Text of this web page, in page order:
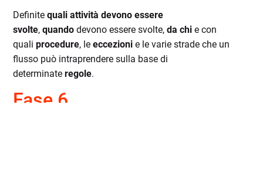
Definitequali attività devono essere
svolte,quando devono essere svolte,da chi e con
qualiprocedure, leeccezioni e le varie strade che un
flusso può intraprendere sulla base di
determinateregole.
Fase 6